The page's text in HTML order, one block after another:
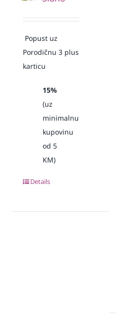
Popust uz
Porodičnu 3 plus
karticu
15%
(uz
minimalnu
kupovinu
od 5
KM)
Details